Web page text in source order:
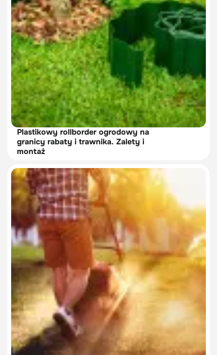
Plastikowy rollborder ogrodowy na
granicy rabaty i trawnika. Zalety i
montaż